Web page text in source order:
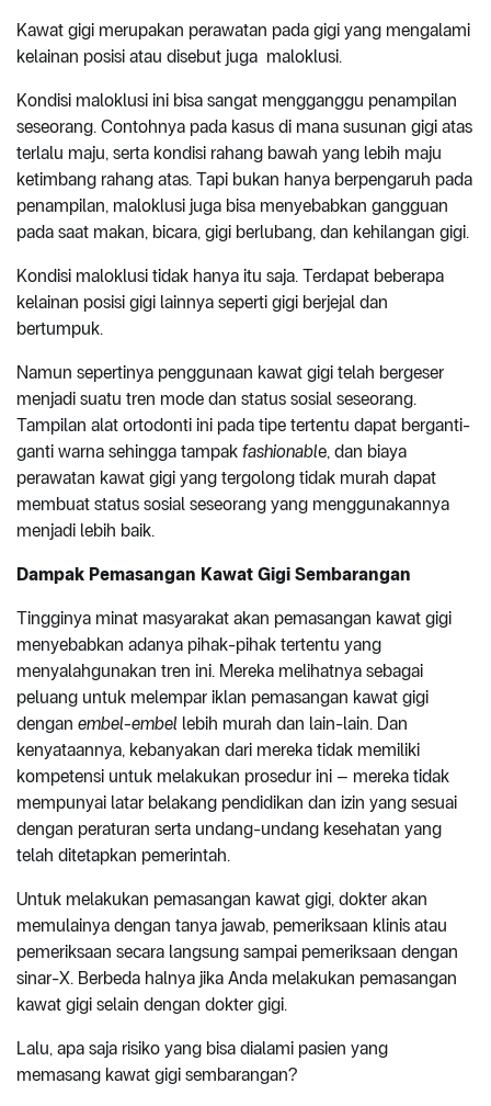
Kawat gigi merupakan perawatan pada gigi yang mengalami
kelainan posisi atau disebut juga maloklusi.
Kondisi maloklusi ini bisa sangat mengganggu penampilan
seseorang. Contohnya pada kasus di mana susunan gigi atas
terlalu maju, serta kondisi rahang bawah yang lebih maju
ketimbang rahang atas. Tapi bukan hanya berpengaruh pada
penampilan, maloklusi juga bisa menyebabkan gangguan
pada saat makan, bicara, gigi berlubang, dan kehilangan gigi.
Kondisi maloklusi tidak hanya itu saja. Terdapat beberapa
kelainan posisi gigi lainnya seperti gigi berjejal dan
bertumpuk.
Namun sepertinya penggunaan kawat gigi telah bergeser
menjadi suatu tren mode dan status sosial seseorang.
Tampilan alat ortodonti ini pada tipe tertentu dapat berganti-
ganti warna sehingga tampak fashionable, dan biaya
perawatan kawat gigi yang tergolong tidak murah dapat
membuat status sosial seseorang yang menggunakannya
menjadi lebih baik.
Dampak Pemasangan Kawat Gigi Sembarangan
Tingginya minat masyarakat akan pemasangan kawat gigi
menyebabkan adanya pihak-pihak tertentu yang
menyalahgunakan tren ini. Mereka melihatnya sebagai
peluang untuk melempar iklan pemasangan kawat gigi
dengan embel-embel lebih murah dan lain-lain. Dan
kenyataannya, kebanyakan dari mereka tidak memiliki
kompetensi untuk melakukan prosedur ini – mereka tidak
mempunyai latar belakang pendidikan dan izin yang sesuai
dengan peraturan serta undang-undang kesehatan yang
telah ditetapkan pemerintah.
Untuk melakukan pemasangan kawat gigi, dokter akan
memulainya dengan tanya jawab, pemeriksaan klinis atau
pemeriksaan secara langsung sampai pemeriksaan dengan
sinar-X. Berbeda halnya jika Anda melakukan pemasangan
kawat gigi selain dengan dokter gigi.
Lalu, apa saja risiko yang bisa dialami pasien yang
memasang kawat gigi sembarangan?